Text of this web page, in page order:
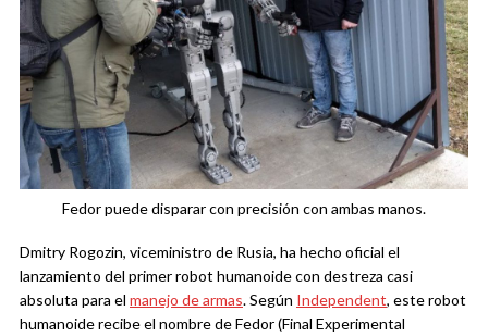
Fedor puede disparar con precisión con ambas manos.
Dmitry Rogozin, viceministro de Rusia, ha hecho oficial el
lanzamiento del primer robot humanoide con destreza casi
absoluta para el manejo de armas. Según Independent, este robot
humanoide recibe el nombre de Fedor (Final Experimental